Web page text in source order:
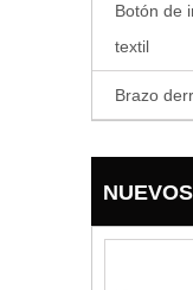
Botón de
textil
Brazo